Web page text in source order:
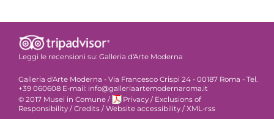
Leggi le recensioni su: Galleria d'Arte Moderna
Galleria d'Arte Moderna - Via Francesco Crispi 24 - 00187 Roma - Tel.
+39 060608 E-mail: info@galleriaartemodernaroma.it
© 2017 Musei in Comune / Privacy / Exclusions of
Responsibility / Credits / Website accessibility / XML-rss